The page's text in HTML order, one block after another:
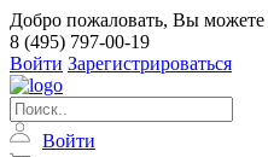
Добро пожаловать, Вы можете
8 (495) 797-00-19
Войти Зарегистрироваться
Войти